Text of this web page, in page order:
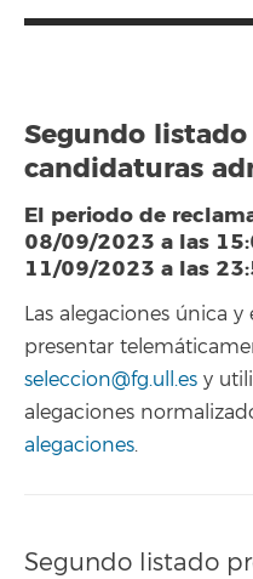
Segundo
candidaturas
El periodo de
08/09/2023 a las
11/09/2023 a las
Las alegaciones única
presentar
seleccion@fg.ull.es y
alegaciones
alegaciones.
Segundo listado